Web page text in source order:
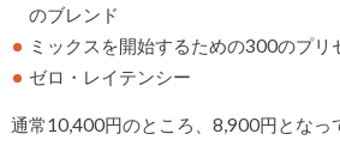
のブレンド
ミックスを開始するための300のプリ
ゼロ・レイテンシー
通常10,400円のところ、8,900円となっ